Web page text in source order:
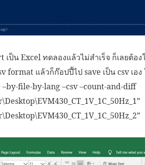
เป็น Excel ทดลองแล้วไม่สำเร็จ ก็เลยต้
format แล้วก็ก๊อปปี้ไป save เป็น csv เอ
–by-file-by-lang –csv –count-and-diff